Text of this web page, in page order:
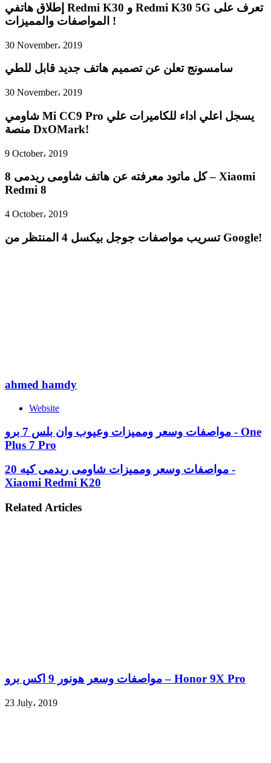
إطلاق هاتفي Redmi K30 و Redmi K30 5G تعرف على
المواصفات والمميزات !
30 November، 2019
سامسونج تعلن عن تصميم هاتف جديد قابل للطي
30 November، 2019
شاومي Mi CC9 Pro يسجل اعلي اداء للكاميرات علي
منصة DxOMark!
9 October، 2019
كل ماتود معرفته عن هاتف شاومى ريدمى 8 – Xiaomi
Redmi 8
4 October، 2019
تسريب مواصفات جوجل بيكسل 4 المنتظر من Google!
ahmed hamdy
Website
مواصفات وسعر ومميزات وعيوب وان بلس 7 برو - One
Plus 7 Pro
مواصفات وسعر ومميزات شاومى ريدمى كيه 20 -
Xiaomi Redmi K20
Related Articles
مواصفات وسعر هونور 9 اكس برو – Honor 9X Pro
23 July، 2019